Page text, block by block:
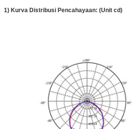
1) Kurva Distribusi Pencahayaan: (Unit cd)